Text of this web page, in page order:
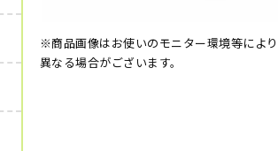
※商品画像はお使いのモニター環境等によ
異なる場合がございます。